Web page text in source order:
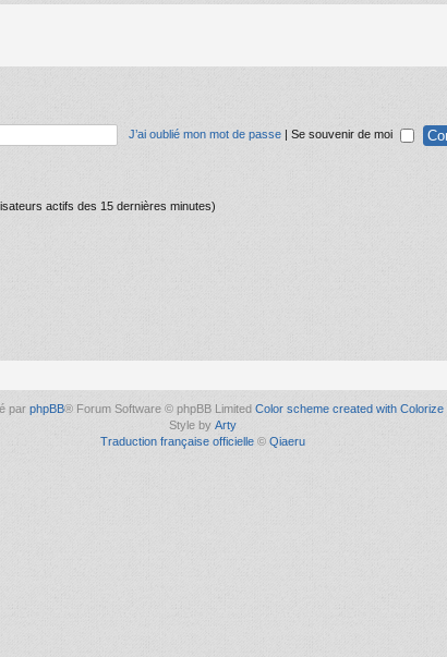
J’ai oublié mon mot de passe | Se souvenir de moi
actifs des 15 dernières minutes)
par phpBB® Forum Software © phpBB Limited Color scheme created with Colorize
Style by Arty
Traduction française officielle © Qiaeru